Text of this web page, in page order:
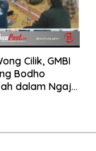
Cilik, GMBI
Bodho
dalam Ngaji